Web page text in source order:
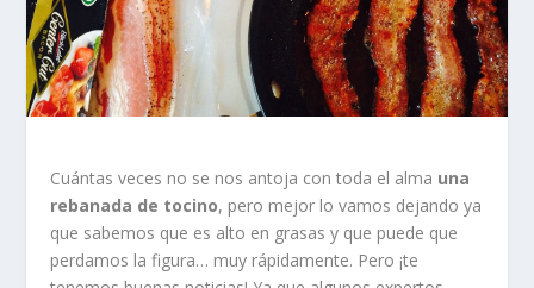
Cuántas veces no se nos antoja con toda el alma una
rebanada de tocino, pero mejor lo vamos dejando ya
que sabemos que es alto en grasas y que puede que
perdamos la figura… muy rápidamente. Pero ¡te